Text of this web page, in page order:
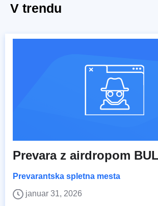
V trendu
Prevara z airdropom
Prevarantska spletna mesta
januar 31, 2026